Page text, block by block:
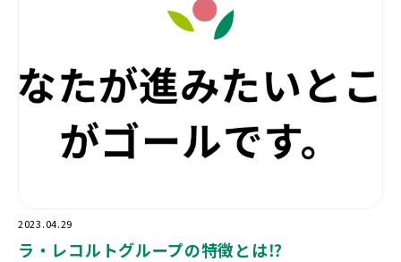
2023.04.29
ラ・レコルトグループの特徴とは⁉️